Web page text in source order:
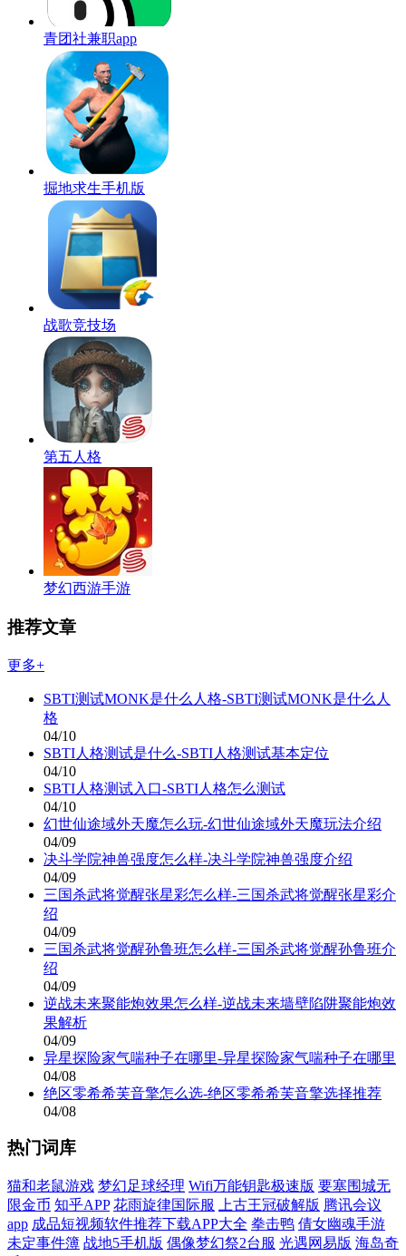
青团社兼职app
掘地求生手机版
战歌竞技场
第五人格
梦幻西游手游
推荐文章
更多+
SBTI测试MONK是什么人格-SBTI测试MONK是什么人
格
04/10
SBTI人格测试是什么-SBTI人格测试基本定位
04/10
SBTI人格测试入口-SBTI人格怎么测试
04/10
幻世仙途域外天魔怎么玩-幻世仙途域外天魔玩法介绍
04/09
决斗学院神兽强度怎么样-决斗学院神兽强度介绍
04/09
三国杀武将觉醒张星彩怎么样-三国杀武将觉醒张星彩介
绍
04/09
三国杀武将觉醒孙鲁班怎么样-三国杀武将觉醒孙鲁班介
绍
04/09
逆战未来聚能炮效果怎么样-逆战未来墙壁陷阱聚能炮效
果解析
04/09
异星探险家气喘种子在哪里-异星探险家气喘种子在哪里
04/08
绝区零希希芙音擎怎么选-绝区零希希芙音擎选择推荐
04/08
热门词库
猫和老鼠游戏 梦幻足球经理 Wifi万能钥匙极速版 要塞围城无
限金币 知乎APP 花雨旋律国际服 上古王冠破解版 腾讯会议
app 成品短视频软件推荐下载APP大全 拳击鸭 倩女幽魂手游
未定事件簿 战地5手机版 偶像梦幻祭2台服 光遇网易版 海岛奇